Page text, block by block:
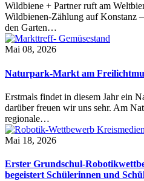
Wildbiene + Partner ruft am
Wildbienen-Zählung auf Konstanz
den Garten…
Mai 08, 2026
Naturpark-Markt am
Erstmals findet in diesem Jahr ein
darüber freuen wir uns sehr. Am
regionale…
Mai 18, 2026
Erster Grundschul-
begeistert Schülerinnen und